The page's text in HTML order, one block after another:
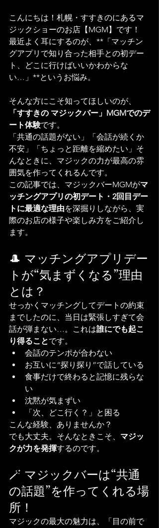
こんにちは！札幌・すすきのにあるマ
ジックショーのお店【MGM】です！
最近よく耳にするのが、**「マッチン
グアプリで知り合った相手との初デー
ト、どこに行けばいいかわからな
い…」**というお悩み。
そんな方にこそ知ってほしいのが、
「すすきの マジックバー」MGMでのデ
ート体験です。
「共通の話題がない」「会話が続くか
不安」「ちょっと距離を縮めたい」そ
んなときに、マジックの力が最高の雰
囲気を作ってくれるんです。
この記事では、マジックバーMGMがマ
ッチングアプリの初デート・2回目デー
トに最適な理由を深掘りしながら、実
際のお店の様子や楽しみ方をご紹介し
ます。
🎩 マッチングアプリデー
トが“気まずくなる”理由
とは？
せっかくマッチングしてデートの約束
までしたのに、当日は緊張しすぎて会
話が弾まない…。これは誰にでも起こ
り得ることです。
会話のテンポが合わない
お互いに“探り探り”で話している
食事だけで終わると記憶に残らな
い
沈黙が気まずい
「次、どこ行く？」と困る
こんな経験、ありませんか？
でも大丈夫。そんなときこそ、 マジッ
クが力を発揮するのです。
🪄 マジックバーは“共通
の話題”を作ってくれる場
所！
マジックの最大の魅力は、「目の前で